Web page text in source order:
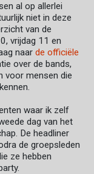
al op allerlei
niet in deze
van de
vrijdag 11 en
naar de officiële
over de bands,
voor mensen die
waar ik zelf
dag van het
De headliner
de groepsleden
ze hebben